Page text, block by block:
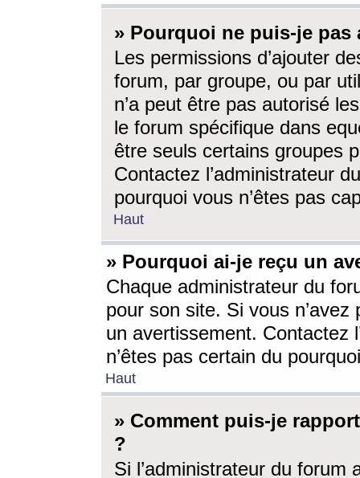
» Pourquoi ne puis-je
Les permissions d’ajouter
forum, par groupe, ou par
n’a peut être pas autorisé
le forum spécifique dans
être seuls certains groupes
Contactez l’administrateur
pourquoi vous n’êtes pas
Haut
» Pourquoi ai-je reçu un
Chaque administrateur du
pour son site. Si vous
un avertissement. Contactez
n’êtes pas certain du
Haut
» Comment puis-je
?
Si l’administrateur du forum